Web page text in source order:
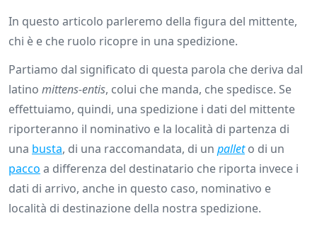
In questo articolo parleremo della figura del mittente,
chi è e che ruolo ricopre in una spedizione.
Partiamo dal significato di questa parola che deriva dal
latino mittens-entis, colui che manda, che spedisce. Se
effettuiamo, quindi, una spedizione i dati del mittente
riporteranno il nominativo e la località di partenza di
una busta, di una raccomandata, di un pallet o di un
pacco a differenza del destinatario che riporta invece i
dati di arrivo, anche in questo caso, nominativo e
località di destinazione della nostra spedizione.